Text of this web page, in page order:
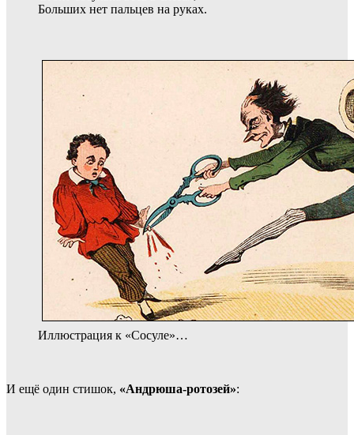
Больших нет пальцев на руках.
Иллюстрация к «Сосуле»…
И ещё один стишок, «Андрюша-ротозей»: